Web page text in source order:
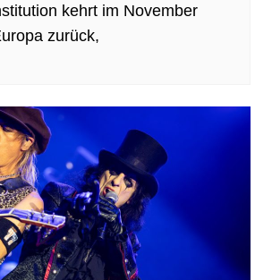
kehrt im November
zurück,